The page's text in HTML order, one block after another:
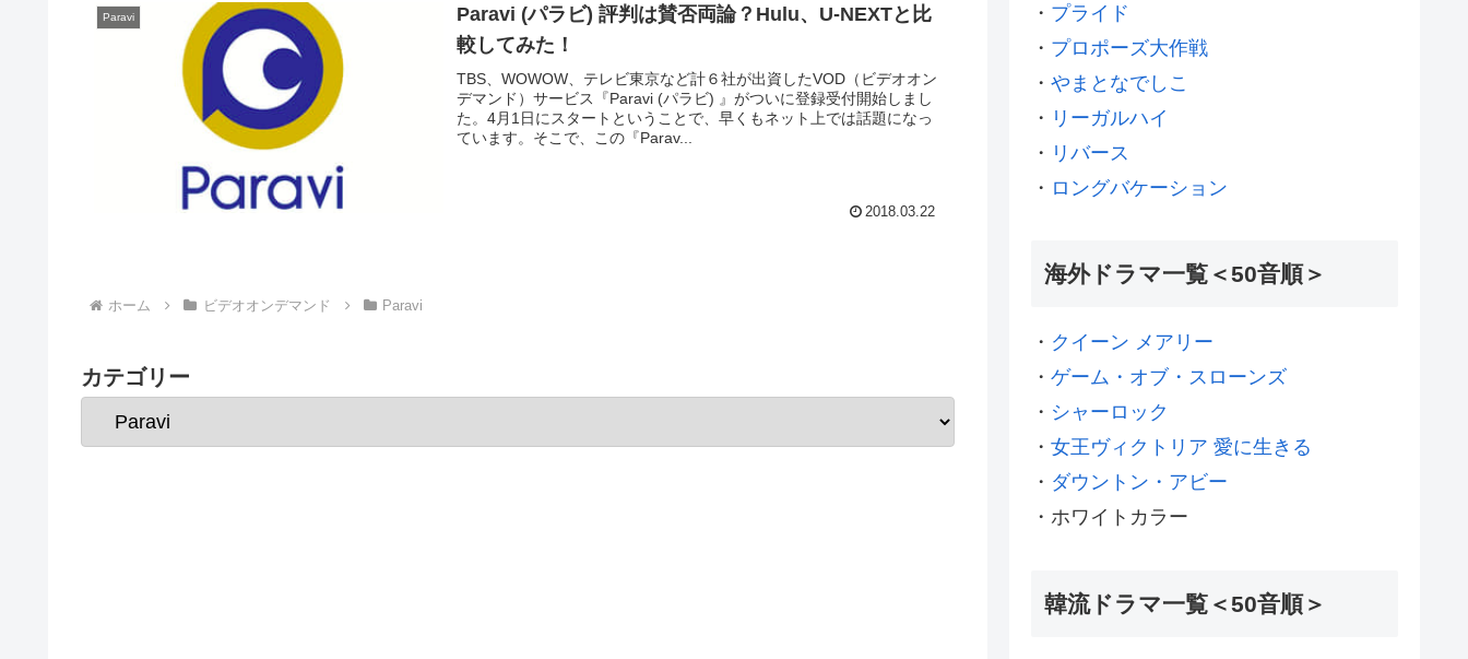
Paravi
Paravi (パラビ) 評判は賛否両論？Hulu、U-NEXTと比
較してみた！
TBS、WOWOW、テレビ東京など計６社が出資したVOD（ビデオオン
デマンド）サービス『Paravi (パラビ) 』がついに登録受付開始しまし
た。4月1日にスタートということで、早くもネット上では話題になっ
ています。そこで、この『Parav...
2018.03.22
ホーム ビデオオンデマンド Paravi
カテゴリー
・ プライド
・ プロポーズ大作戦
・ やまとなでしこ
・ リーガルハイ
・ リバース
・ ロングバケーション
海外ドラマ一覧＜50音順＞
・ クイーン メアリー
・ ゲーム・オブ・スローンズ
・ シャーロック
・ 女王ヴィクトリア 愛に生きる
・ ダウントン・アビー
・ホワイトカラー
韓流ドラマ一覧＜50音順＞